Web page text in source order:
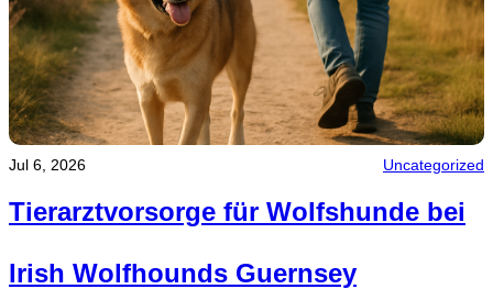
Jul 6, 2026 Uncategorized
Tierarztvorsorge für Wolfshunde bei
Irish Wolfhounds Guernsey